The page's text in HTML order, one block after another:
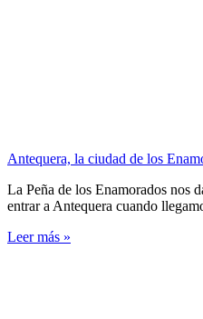
Antequera, la ciudad de los
La Peña de los Enamorados nos
entrar a Antequera cuando
Leer más »